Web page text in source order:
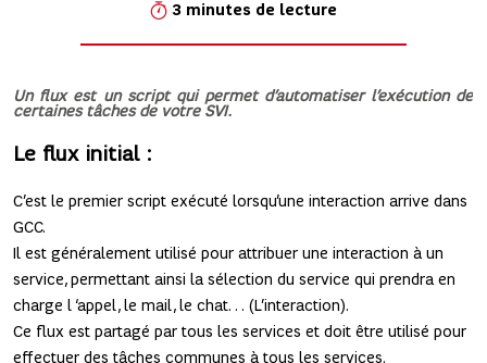
3 minutes de lecture
Un flux est un script qui permet d’automatiser l’exécution de
certaines tâches de votre SVI.
Le flux initial :
C’est le premier script exécuté lorsqu’une interaction arrive dans
GCC.
Il est généralement utilisé pour attribuer une interaction à un
service, permettant ainsi la sélection du service qui prendra en
charge l ‘appel, le mail, le chat… (L’interaction).
Ce flux est partagé par tous les services et doit être utilisé pour
effectuer des tâches communes à tous les services.